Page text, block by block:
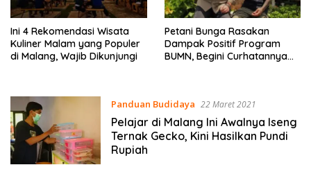
Ini 4 Rekomendasi Wisata
Kuliner Malam yang Populer
di Malang, Wajib Dikunjungi
Petani Bunga Rasakan
Dampak Positif Program
BUMN, Begini Curhatannya
Panduan Budidaya 22 Maret 2021
Pelajar di Malang Ini Awalnya Iseng
Ternak Gecko, Kini Hasilkan Pundi
Rupiah